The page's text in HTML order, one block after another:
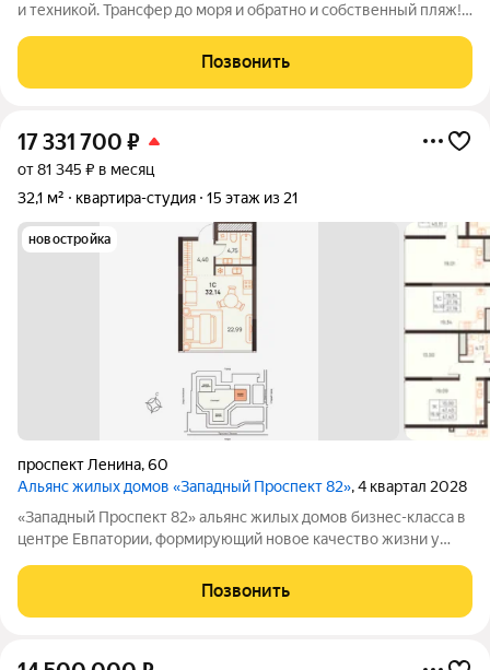
и техникой. Трансфер до моря и обратно и собственный пляж!
центре! Своя собственная котельная, шведская линия
площадью 800 кв м,
Позвонить
17 331 700 ₽
от 81 345 ₽ в месяц
32,1 м²
квартира-студия 15 этаж из 21
новостройка
проспект Ленина,60
Альянс жилых домов «Западный Проспект 82», 4 квартал 2028
«Западный Проспект 82» альянс жилых домов бизнес-класса в
центре Евпатории, формирующий новое качество жизни у
городской среды и курортного образа жизни: здесь можно
работать, развиваться и отдыхать,
Позвонить